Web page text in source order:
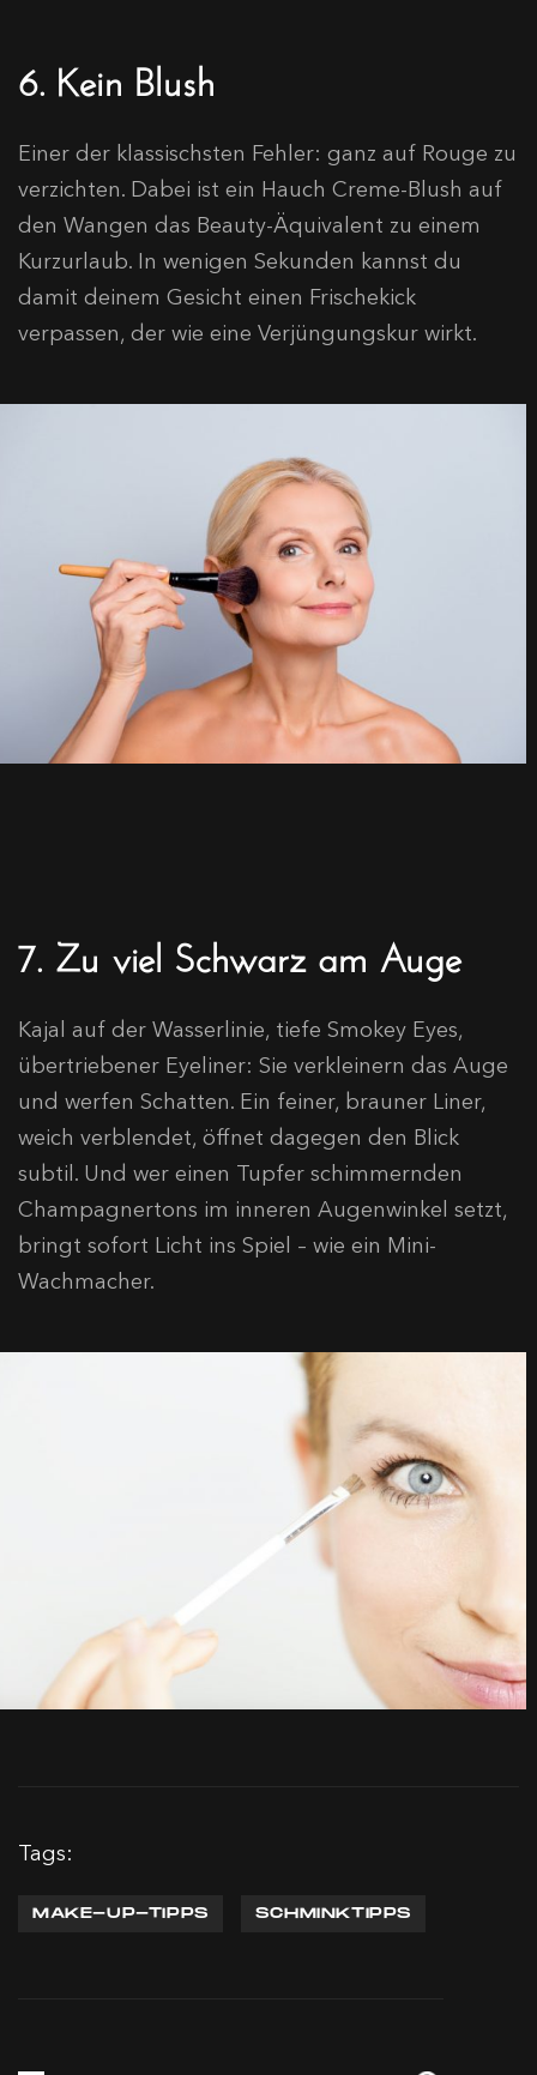
6. Kein Blush
Einer der klassischsten Fehler: ganz auf Rouge zu
verzichten. Dabei ist ein Hauch Creme-Blush auf
den Wangen das Beauty-Äquivalent zu einem
Kurzurlaub. In wenigen Sekunden kannst du
damit deinem Gesicht einen Frischekick
verpassen, der wie eine Verjüngungskur wirkt.
7. Zu viel Schwarz am Auge
Kajal auf der Wasserlinie, tiefe Smokey Eyes,
übertriebener Eyeliner: Sie verkleinern das Auge
und werfen Schatten. Ein feiner, brauner Liner,
weich verblendet, öffnet dagegen den Blick
subtil. Und wer einen Tupfer schimmernden
Champagnertons im inneren Augenwinkel setzt,
bringt sofort Licht ins Spiel – wie ein Mini-
Wachmacher.
Tags:
MAKE-UP-TIPPS SCHMINKTIPPS